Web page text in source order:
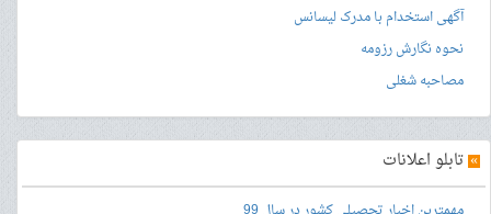
آگهی استخدام با مدرک لیسانس
نحوه نگارش رزومه
مصاحبه شغلی
» تابلو اعلانات